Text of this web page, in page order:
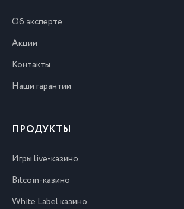
Об эксперте
Акции
Контакты
Наши гарантии
ПРОДУКТЫ
Игры live-казино
Bitcoin-казино
White Label казино